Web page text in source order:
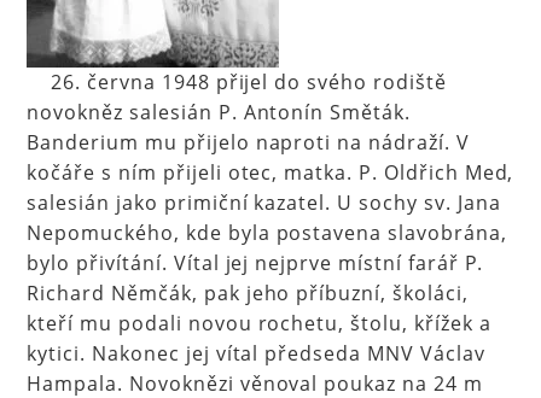
26. června 1948 přijel do svého rodiště
novokněz salesián P. Antonín Směták.
Banderium mu přijelo naproti na nádraží. V
kočáře s ním přijeli otec, matka. P. Oldřich Med,
salesián jako primiční kazatel. U sochy sv. Jana
Nepomuckého, kde byla postavena slavobrána,
bylo přivítání. Vítal jej nejprve místní farář P.
Richard Němčák, pak jeho příbuzní, školáci,
kteří mu podali novou rochetu, štolu, křížek a
kytici. Nakonec jej vítal předseda MNV Václav
Hampala. Novoknězi věnoval poukaz na 24 m